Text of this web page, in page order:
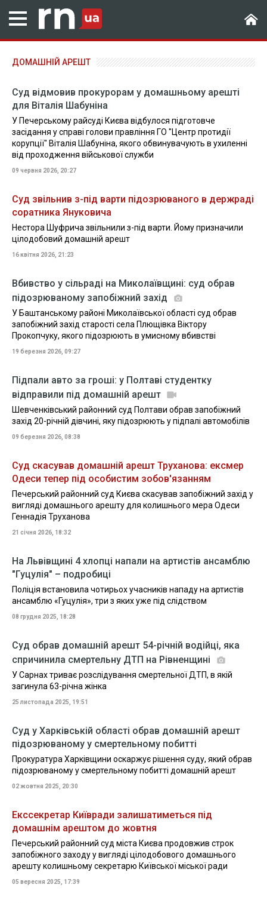
ДОМАШНІЙ АРЕШТ
Суд відмовив прокурорам у домашньому арешті
для Віталія Шабуніна
У Печерському райсуді Києва відбулося підготовче
засідання у справі голови правління ГО "Центр протидії
корупції" Віталія Шабуніна, якого обвинувачують в ухиленні
від проходження військової служби
09 червня 2026, 20:27
Суд звільнив з-під варти підозрюваного в держраді
соратника Януковича
Нестора Шуфрича звільнили з-під варти. Йому призначили
цілодобовий домашній арешт
16 квітня 2026, 21:23
Вбивство у сільраді на Миколаївщині: суд обрав
підозрюваному запобіжний захід
У Баштанському районі Миколаївської області суд обрав
запобіжний захід старості села Плющівка Віктору
Прокопчуку, якого підозрюють в умисному вбивстві
19 березня 2026, 09:27
Підпали авто за гроші: у Полтаві студентку
відправили під домашній арешт
Шевченківський районний суд Полтави обрав запобіжний
захід 20-річній дівчині, яку підозрюють у підпалі автомобілів
09 березня 2026, 08:38
Суд скасував домашній арешт Труханова: ексмер
Одеси тепер під особистим зобов'язанням
Печерський районний суд Києва скасував запобіжний захід у
вигляді домашнього арешту для колишнього мера Одеси
Геннадія Труханова
21 січня 2026, 18:32
На Львівщині 4 хлопці напали на артистів ансамблю
"Гуцулія" – подробиці
Поліція встановила чотирьох учасників нападу на артистів
ансамблю «Гуцулія», три з яких уже під слідством
08 грудня 2025, 18:28
Суд обрав домашній арешт 54-річній водійці, яка
спричинила смертельну ДТП на Рівненщині
У Сарнах триває розслідування смертельної ДТП, в якій
загинула 63-річна жінка
25 листопада 2025, 19:51
Суд у Харківській області обрав домашній арешт
підозрюваному у смертельному побитті
Прокуратура Харківщини оскаржує рішення суду, який обрав
підозрюваному у смертельному побитті домашній арешт
02 жовтня 2025, 20:30
Екссекретар Київради залишатиметься під
домашнім арештом до жовтня
Печерський районний суд міста Києва продовжив строк
запобіжного заходу у вигляді цілодобового домашнього
арешту колишньому секретарю Київської міської ради
05 вересня 2025, 17:39